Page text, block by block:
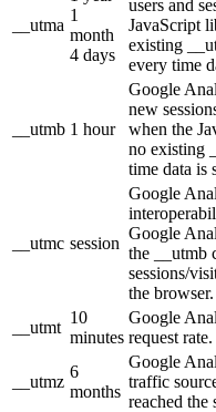
__utma
1
month
4 days
users and
JavaScript
existing
every time
__utmb 1 hour
Google
new
when the
no existing
time data is
__utmc session
Google
Google
the __utmb
sessions/
the browser.
__utmt
10
minutes
Google
request rate.
__utmz
6
months
Google
traffic
reached the